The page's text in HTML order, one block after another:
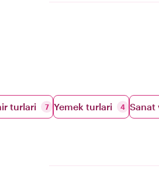
turlari 7 Yemek turlari 4 Sanat